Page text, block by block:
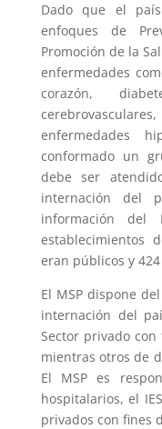
Dado que el
enfoques de
Promoción de la
enfermedades
corazón,
enfermedades
conformado un
debe ser
internación del
información
establecimientos
eran públicos y 424
El MSP dispone
internación del
Sector privado
mientras otros de
El MSP es
hospitalarios, el
privados con fines